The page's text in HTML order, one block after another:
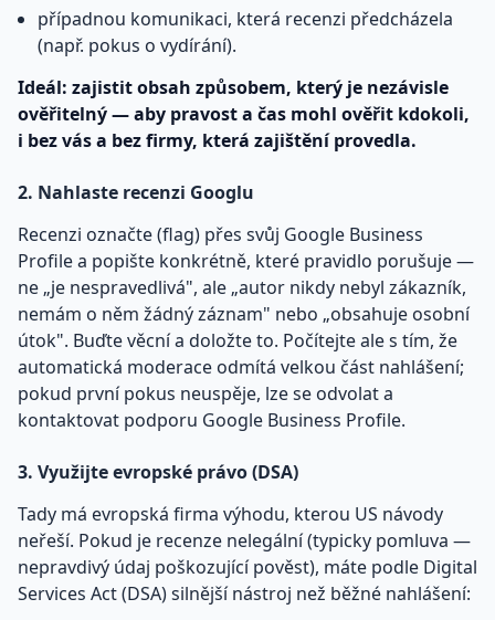
případnou komunikaci, která recenzi předcházela
(např. pokus o vydírání).
Ideál: zajistit obsah způsobem, který je nezávisle
ověřitelný — aby pravost a čas mohl ověřit kdokoli,
i bez vás a bez firmy, která zajištění provedla.
2. Nahlaste recenzi Googlu
Recenzi označte (flag) přes svůj Google Business
Profile a popište konkrétně, které pravidlo porušuje —
ne „je nespravedlivá", ale „autor nikdy nebyl zákazník,
nemám o něm žádný záznam" nebo „obsahuje osobní
útok". Buďte věcní a doložte to. Počítejte ale s tím, že
automatická moderace odmítá velkou část nahlášení;
pokud první pokus neuspěje, lze se odvolat a
kontaktovat podporu Google Business Profile.
3. Využijte evropské právo (DSA)
Tady má evropská firma výhodu, kterou US návody
neřeší. Pokud je recenze nelegální (typicky pomluva —
nepravdivý údaj poškozující pověst), máte podle Digital
Services Act (DSA) silnější nástroj než běžné nahlášení: